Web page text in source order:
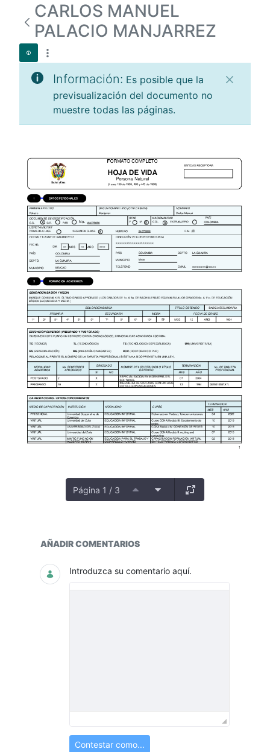
CARLOS MANUEL
PALACIO MANJARREZ
Información: Es posible que la
previsualización del documento no
muestre todas las páginas.
Página 1 / 3
PLANTA
AÑADIR COMENTARIOS
Introduzca su comentario aquí.
Contestar como...